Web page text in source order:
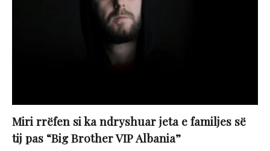
Miri rrëfen si ka ndryshuar jeta e familjes së
tij pas “Big Brother VIP Albania”